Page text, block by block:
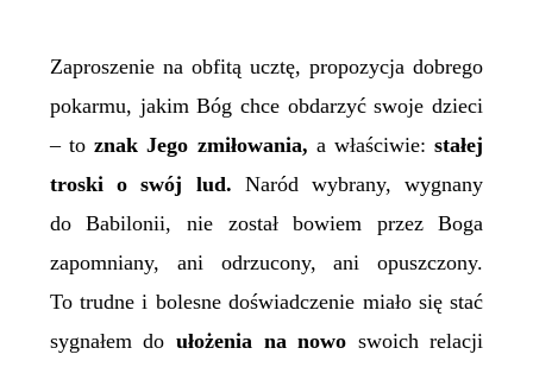
Zaproszenie na obfitą ucztę, propozycja dobrego
pokarmu, jakim Bóg chce obdarzyć swoje dzieci
– toznak Jego zmiłowania, a właściwie:stałej
troski o swój lud. Naród wybrany, wygnany
do Babilonii, nie został bowiem przez Boga
zapomniany, ani odrzucony, ani opuszczony.
To trudne i bolesne doświadczenie miało się stać
sygnałem do ułożenia nanowo swoich relacji